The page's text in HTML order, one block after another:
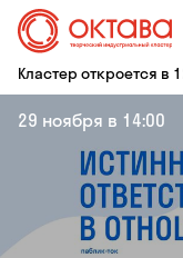
Кластер откроется в
29 ноября в 14:00